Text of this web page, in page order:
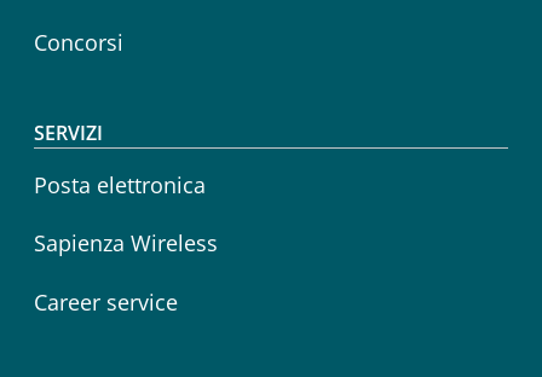
Concorsi
SERVIZI
Posta elettronica
Sapienza Wireless
Career service